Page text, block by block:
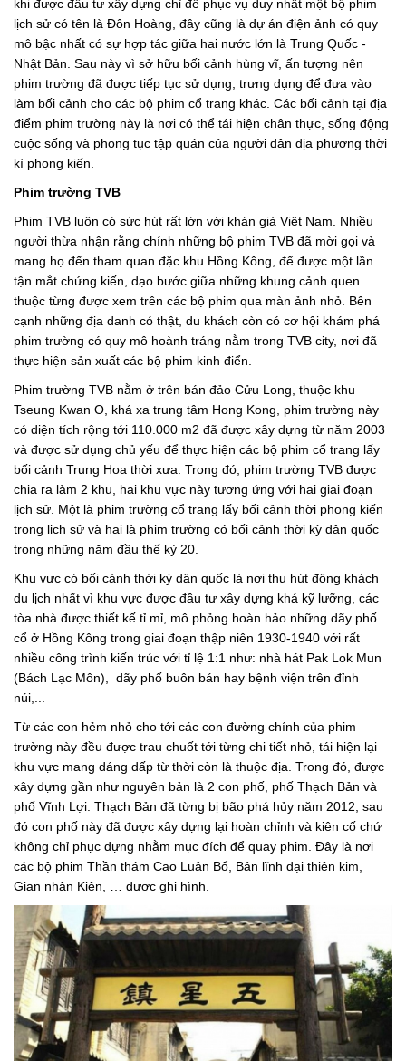
khi được đầu tư xây dựng chỉ để phục vụ duy nhất một bộ phim
lịch sử có tên là Đôn Hoàng, đây cũng là dự án điện ảnh có quy
mô bậc nhất có sự hợp tác giữa hai nước lớn là Trung Quốc -
Nhật Bản. Sau này vì sở hữu bối cảnh hùng vĩ, ấn tượng nên
phim trường đã được tiếp tục sử dụng, trưng dụng để đưa vào
làm bối cảnh cho các bộ phim cổ trang khác. Các bối cảnh tại địa
điểm phim trường này là nơi có thể tái hiện chân thực, sống động
cuộc sống và phong tục tập quán của người dân địa phương thời
kì phong kiến.
Phim trường TVB
Phim TVB luôn có sức hút rất lớn với khán giả Việt Nam. Nhiều
người thừa nhận rằng chính những bộ phim TVB đã mời gọi và
mang họ đến tham quan đặc khu Hồng Kông, để được một lần
tận mắt chứng kiến, dạo bước giữa những khung cảnh quen
thuộc từng được xem trên các bộ phim qua màn ảnh nhỏ. Bên
cạnh những địa danh có thật, du khách còn có cơ hội khám phá
phim trường có quy mô hoành tráng nằm trong TVB city, nơi đã
thực hiện sản xuất các bộ phim kinh điển.
Phim trường TVB nằm ở trên bán đảo Cửu Long, thuộc khu
Tseung Kwan O, khá xa trung tâm Hong Kong, phim trường này
có diện tích rộng tới 110.000 m2 đã được xây dựng từ năm 2003
và được sử dụng chủ yếu để thực hiện các bộ phim cổ trang lấy
bối cảnh Trung Hoa thời xưa. Trong đó, phim trường TVB được
chia ra làm 2 khu, hai khu vực này tương ứng với hai giai đoạn
lịch sử. Một là phim trường cổ trang lấy bối cảnh thời phong kiến
trong lịch sử và hai là phim trường có bối cảnh thời kỳ dân quốc
trong những năm đầu thế kỷ 20.
Khu vực có bối cảnh thời kỳ dân quốc là nơi thu hút đông khách
du lịch nhất vì khu vực được đầu tư xây dựng khá kỹ lưỡng, các
tòa nhà được thiết kế tỉ mỉ, mô phỏng hoàn hảo những dãy phố
cổ ở Hồng Kông trong giai đoạn thập niên 1930-1940 với rất
nhiều công trình kiến trúc với tỉ lệ 1:1 như: nhà hát Pak Lok Mun
(Bách Lạc Môn), dãy phố buôn bán hay bệnh viện trên đỉnh
núi,...
Từ các con hẻm nhỏ cho tới các con đường chính của phim
trường này đều được trau chuốt tới từng chi tiết nhỏ, tái hiện lại
khu vực mang dáng dấp từ thời còn là thuộc địa. Trong đó, được
xây dựng gần như nguyên bản là 2 con phố, phố Thạch Bản và
phố Vĩnh Lợi. Thạch Bản đã từng bị bão phá hủy năm 2012, sau
đó con phố này đã được xây dựng lại hoàn chỉnh và kiên cố chứ
không chỉ phục dựng nhằm mục đích để quay phim. Đây là nơi
các bộ phim Thần thám Cao Luân Bổ, Bản lĩnh đại thiên kim,
Gian nhân Kiên, … được ghi hình.